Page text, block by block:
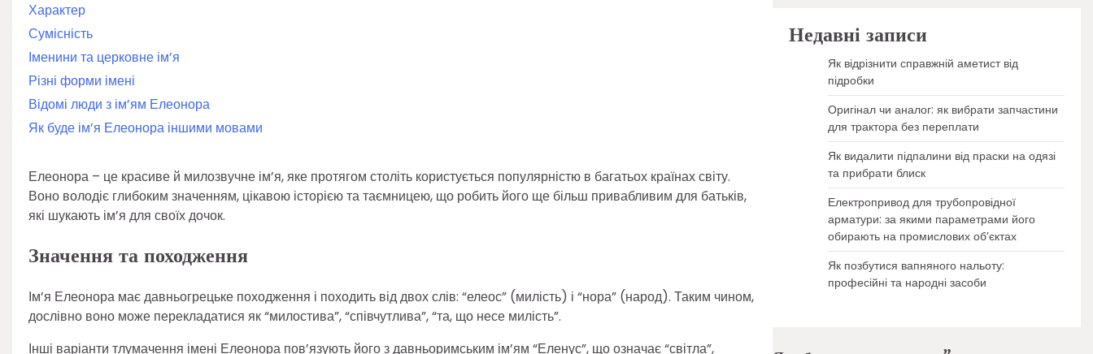
Характер
Сумісність
Іменини та церковне ім’я
Різні форми імені
Відомі люди з ім’ям Елеонора
Як буде ім’я Елеонора іншими мовами
Елеонора – це красиве й милозвучне ім’я, яке протягом століть користується популярністю в багатьох країнах світу.
Воно володіє глибоким значенням, цікавою історією та таємницею, що робить його ще більш привабливим для батьків,
які шукають ім’я для своїх дочок.
Значення та походження
Ім’я Елеонора має давньогрецьке походження і походить від двох слів: “елеос” (милість) і “нора” (народ). Таким чином,
дослівно воно може перекладатися як “милостива”, “співчутлива”, “та, що несе милість”.
Інші варіанти тлумачення імені Елеонора пов’язують його з давньоримським ім’ям “Еленус”, що означає “світла”,
Недавні записи
Як відрізнити справжній аметист від
підробки
Оригінал чи аналог: як вибрати запчастини
для трактора без переплати
Як видалити підпалини від праски на одязі
та прибрати блиск
Електропривод для трубопровідної
арматури: за якими параметрами його
обирають на промислових об’єктах
Як позбутися вапняного нальоту:
професійні та народні засоби